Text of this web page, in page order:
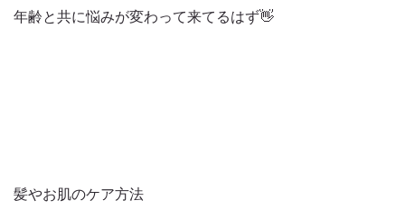
年齢と共に悩みが変わって来てるはず👋
髪やお肌のケア方法